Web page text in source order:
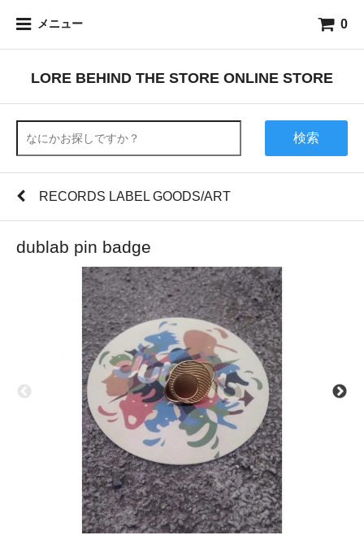
メニュー 0
LORE BEHIND THE STORE ONLINE STORE
検索
RECORDS LABEL GOODS/ART
dublab pin badge